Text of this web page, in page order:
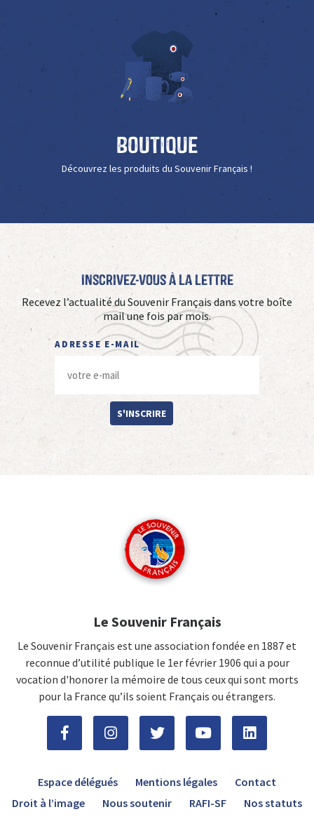
Boutique
Découvrez les produits du Souvenir Français !
Inscrivez-vous à La Lettre
Recevez l’actualité du Souvenir Français dans votre boîte
mail une fois par mois.
ADRESSE E-MAIL
S'INSCRIRE
Le Souvenir Français
Le Souvenir Français est une association fondée en 1887 et
reconnue d’utilité publique le 1er février 1906 qui a pour
vocation d'honorer la mémoire de tous ceux qui sont morts
pour la France qu’ils soient Français ou étrangers.
Espace délégués Mentions légales
Contact
Droit à l’image
Nous soutenir RAFI-SF Nos statuts